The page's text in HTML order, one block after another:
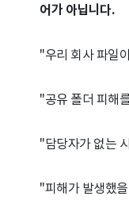
어가 아닙니다.
"우리 회사 파일
"공유 폴더 피해
"담당자가 없는
"피해가 발생했